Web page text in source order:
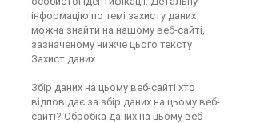
інформацію по темі захисту даних
можна знайти на нашому веб-сайті,
зазначеному нижче цього тексту
Захист даних.
Збір даних на цьому веб-сайті хто
відповідає за збір даних на цьому веб-
сайті? Обробка даних на цьому веб-